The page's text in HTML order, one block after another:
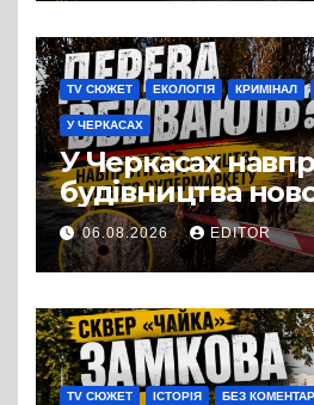
TV СЮЖЕТ ЕКОЛОГІЯ КРИМІНАЛ
У ЧЕРКАСАХ
У Черкасах
будівництва
супермаркету
проспекті
дерева. І це
можна назвати
випадковістю
06.08.2026 EDITOR
TV СЮЖЕТ ІСТОРІЯ БЕЗ